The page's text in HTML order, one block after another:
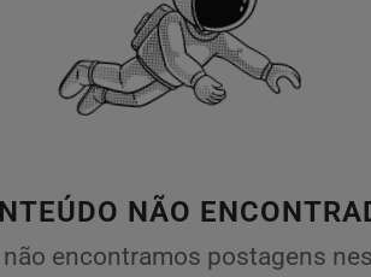
NÃO
não encontramos postagens